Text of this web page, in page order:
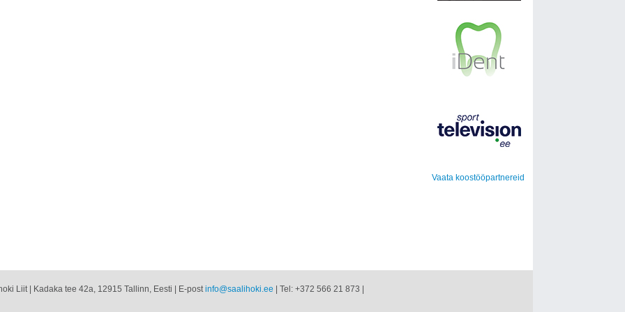
Vaata koostööpartnereid
Liit | Kadaka tee 42a, 12915 Tallinn, Eesti | E-postinfo@saalihoki.ee | Tel: +372 566 21 873 |